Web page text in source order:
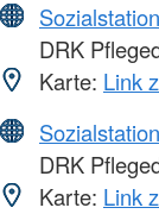
DRK
Karte: Link
DRK
Karte: Link